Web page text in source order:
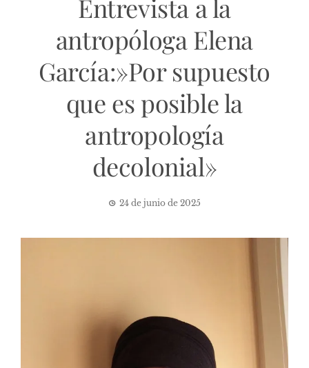
Entrevista a la
antropóloga Elena
García:»Por supuesto
que es posible la
antropología
decolonial»
24 de junio de 2025